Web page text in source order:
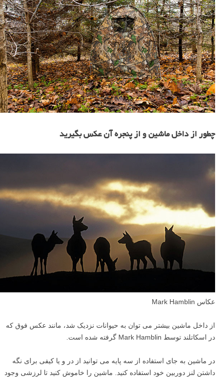
چطور از داخل ماشین و از پنجره آن عکس بگیرید
عکاس Mark Hamblin
از داخل ماشین بیشتر می توان به حیوانات نزدیک شد، مانند عکس فوق که
در اسکاتلند توسط Mark Hamblin گرفته شده است.
در ماشین به جای استفاده از سه پایه می توانید از در و یا کیفی برای نگه
داشتن لنز دوربین خود استفاده کنید. ماشین را خاموش کنید تا لرزشی وجود